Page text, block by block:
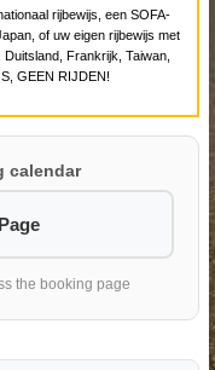
rijbewijs, een SOFA-
of uw eigen rijbewijs met
Frankrijk, Taiwan,
GEEN RIJDEN!
calendar
the booking page